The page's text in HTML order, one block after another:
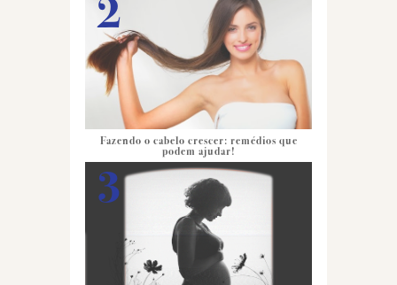
Fazendo o cabelo crescer: remédios que
podem ajudar!